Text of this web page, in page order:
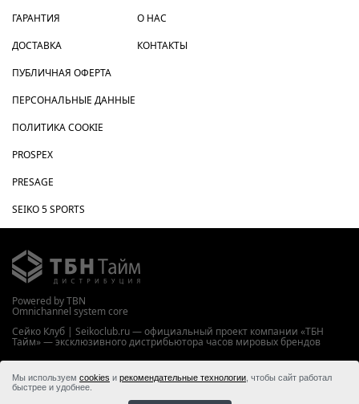
ГАРАНТИЯ
ДОСТАВКА
О НАС
КОНТАКТЫ
ПУБЛИЧНАЯ ОФЕРТА
ПЕРСОНАЛЬНЫЕ ДАННЫЕ
ПОЛИТИКА COOKIE
PROSPEX
PRESAGE
SEIKO 5 SPORTS
Powered by TBN
Omnichannel system core
Сейко Клуб | Seikoclub.ru — официальный проект компании «ТБН
Тайм» — эксклюзивного дистрибьютора часов мировых брендов
© 2026 ООО “ТБН Тайм”
Мы используем cookies и рекомендательные технологии , чтобы сайт работал
быстрее и удобнее.